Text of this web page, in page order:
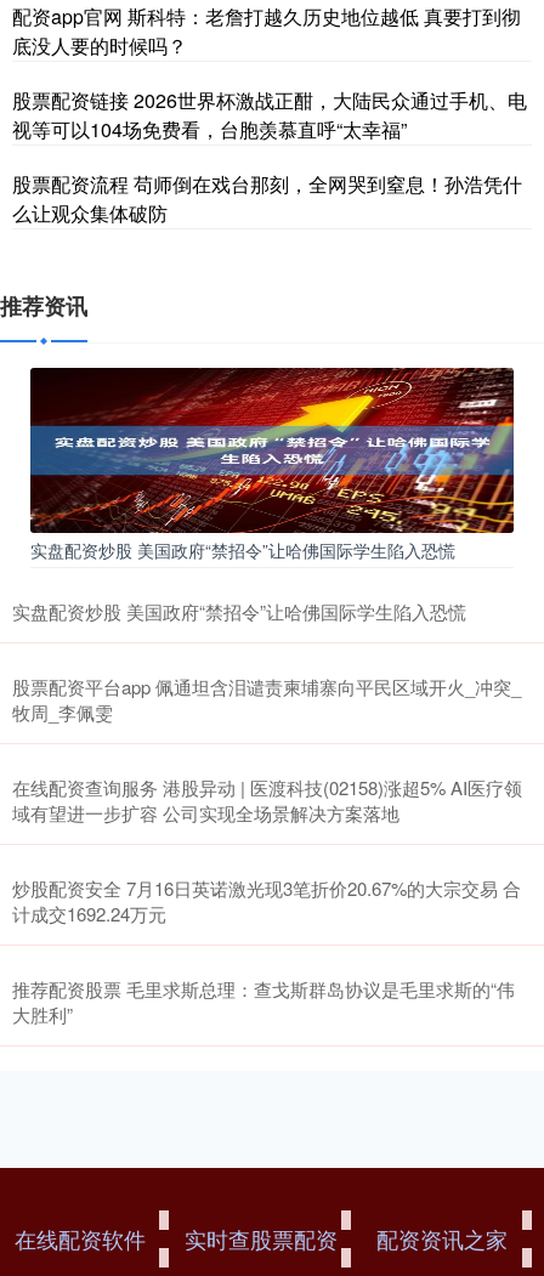
配资app官网 斯科特：老詹打越久历史地位越低 真要打到彻
底没人要的时候吗？
股票配资链接 2026世界杯激战正酣，大陆民众通过手机、电
视等可以104场免费看，台胞羡慕直呼“太幸福”
股票配资流程 苟师倒在戏台那刻，全网哭到窒息！孙浩凭什
么让观众集体破防
推荐资讯
实盘配资炒股 美国政府“禁招令”让哈佛国际学生陷入恐慌
实盘配资炒股 美国政府“禁招令”让哈佛国际学生陷入恐慌
股票配资平台app 佩通坦含泪谴责柬埔寨向平民区域开火_冲突_
牧周_李佩雯
在线配资查询服务 港股异动 | 医渡科技(02158)涨超5% AI医疗领
域有望进一步扩容 公司实现全场景解决方案落地
炒股配资安全 7月16日英诺激光现3笔折价20.67%的大宗交易 合
计成交1692.24万元
推荐配资股票 毛里求斯总理：查戈斯群岛协议是毛里求斯的“伟
大胜利”
在线配资软件 实时查股票配资 配资资讯之家